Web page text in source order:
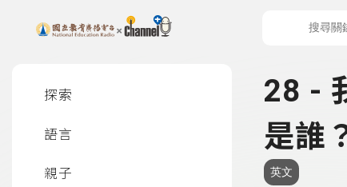
上方功能區塊
探索
語言
親子
28 -
是誰
英文